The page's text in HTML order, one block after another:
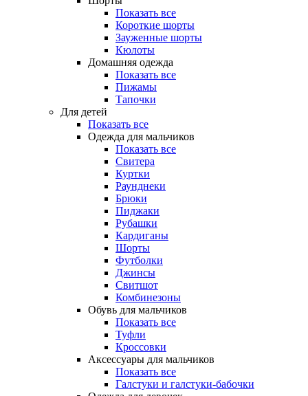
Показать все
Короткие шорты
Зауженные шорты
Кюлоты
Домашняя одежда
Показать все
Пижамы
Тапочки
Для детей
Показать все
Одежда для мальчиков
Показать все
Свитера
Куртки
Раунднеки
Брюки
Пиджаки
Рубашки
Кардиганы
Шорты
Футболки
Джинсы
Свитшот
Комбинезоны
Обувь для мальчиков
Показать все
Туфли
Кроссовки
Аксессуары для мальчиков
Показать все
Галстуки и галстуки-бабочки